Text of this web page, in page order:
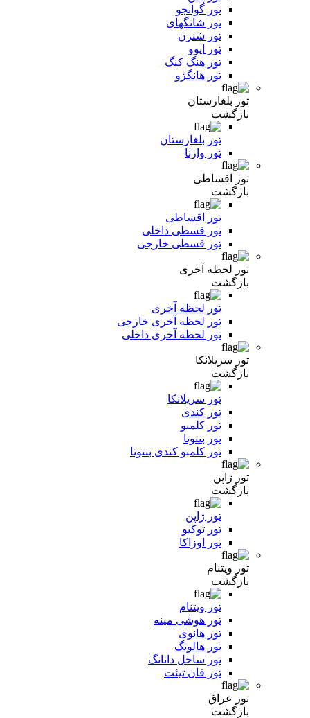
تور گوانجو
تور شانگهای
تور شنزن
تور ایوو
تور هنگ کنگ
تور هانگژو
تور بلغارستان
بازگشت
تور بلغارستان
تور وارنا
تور اقساطی
بازگشت
تور اقساطی
تور قسطی داخلی
تور قسطی خارجی
تور لحظه آخری
بازگشت
تور لحظه آخری
تور لحظه آخری خارجی
تور لحظه آخری داخلی
تور سریلانکا
بازگشت
تور سریلانکا
تور کندی
تور کلمبو
تور بنتوتا
تور کلمبو کندی بنتوتا
تور ژاپن
بازگشت
تور ژاپن
تور توکیو
تور اوزاکا
تور ویتنام
بازگشت
تور ویتنام
تور هوشی مینه
تور هانوی
تور هالونگ
تور ساحل دانانگ
تور فان تیئت
تور عراق
بازگشت